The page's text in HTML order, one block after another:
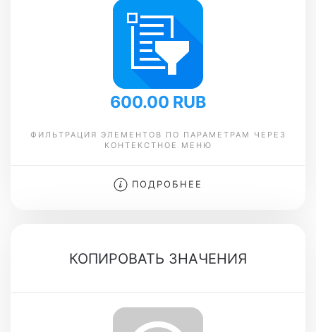
600.00 RUB
ФИЛЬТРАЦИЯ ЭЛЕМЕНТОВ ПО ПАРАМЕТРАМ ЧЕРЕЗ
КОНТЕКСТНОЕ МЕНЮ
ПОДРОБНЕЕ
КОПИРОВАТЬ ЗНАЧЕНИЯ